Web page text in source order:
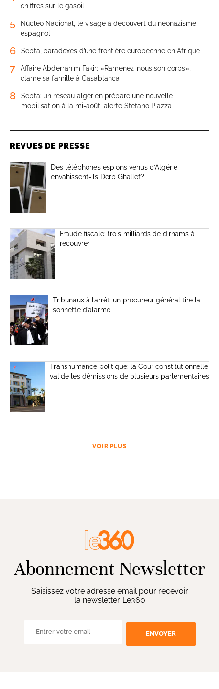
chiffres sur le gasoil
5
Núcleo Nacional, le visage à découvert du néonazisme
espagnol
6 Sebta, paradoxes d’une frontière européenne en Afrique
7
Affaire Abderrahim Fakir: «Ramenez-nous son corps»,
clame sa famille à Casablanca
8
Sebta: un réseau algérien prépare une nouvelle
mobilisation à la mi-août, alerte Stefano Piazza
REVUES DE PRESSE
Des téléphones espions venus d’Algérie
envahissent-ils Derb Ghallef?
Fraude fiscale: trois milliards de dirhams à
recouvrer
Tribunaux à l’arrêt: un procureur général tire la
sonnette d’alarme
Transhumance politique: la Cour constitutionnelle
valide les démissions de plusieurs parlementaires
VOIR PLUS
Abonnement Newsletter
Saisissez votre adresse email pour recevoir
la newsletter Le360
ENVOYER